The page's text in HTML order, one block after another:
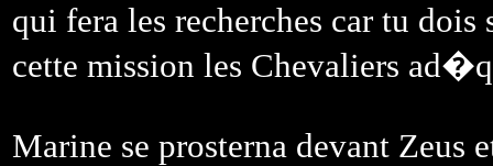
qui fera les recherches car tu
cette mission les Chevaliers
Marine se prosterna devant Zeus